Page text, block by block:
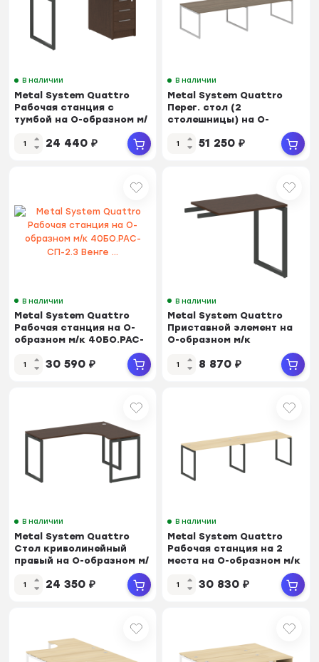
В наличии
Metal System Quattro
Рабочая станция с
тумбой на О-образном м/
24 440 ₽
В наличии
Metal System Quattro
Перег. стол (2
столешницы) на О-
40БО.ПРГ-2....
51 250 ₽
В наличии
Metal System Quattro
Рабочая станция на О-
образном м/к 40БО.РАС-
30 590 ₽
В наличии
Metal System Quattro
Приставной элемент на
О-образном м/к
40БО.ПР-2 Венге Цав...
8 870 ₽
В наличии
Metal System Quattro
Стол криволинейный
правый на О-образном м/
24 350 ₽
В наличии
Metal System Quattro
Рабочая станция на 2
места на О-образном м/к
30 830 ₽